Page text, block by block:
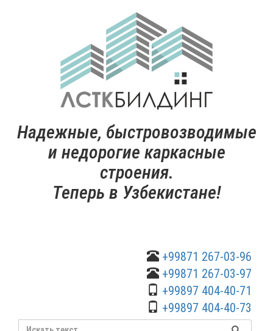
Надежные, быстровозводимые
и недорогие каркасные
строения.
Теперь в Узбекистане!
+99871 267-03-96
+99871 267-03-97
+99897 404-40-71
+99897 404-40-73